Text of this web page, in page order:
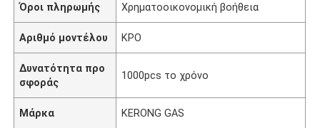
Όροι πληρωμής Χρηματοοικονομική βοήθεια
Αριθμό μοντέλου ΚΡΟ
Δυνατότητα προ
σφοράς
1000pcs το χρόνο
Μάρκα KERONG GAS